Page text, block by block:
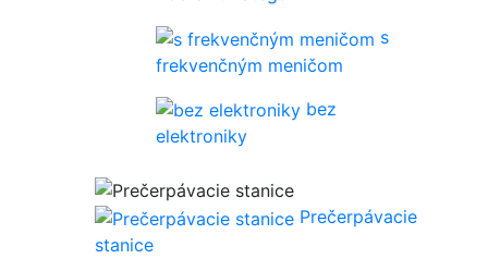
s
frekvenčným meničom
bez
elektroniky
Prečerpávacie
stanice